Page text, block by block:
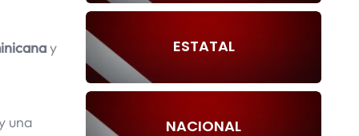
y
una
ESTATAL
NACIONAL